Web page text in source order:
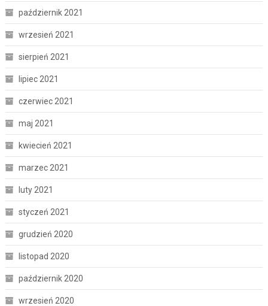
październik 2021
wrzesień 2021
sierpień 2021
lipiec 2021
czerwiec 2021
maj 2021
kwiecień 2021
marzec 2021
luty 2021
styczeń 2021
grudzień 2020
listopad 2020
październik 2020
wrzesień 2020